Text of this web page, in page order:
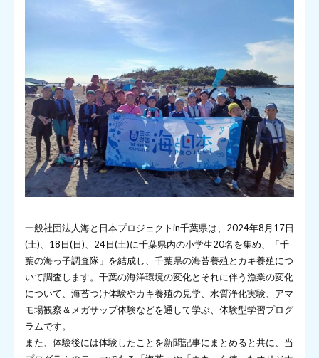
一般社団法人海と日本プロジェクトin千葉県は、2024年8月17日
(土)、18日(日)、24日(土)に千葉県内の小学生20名を集め、「千
葉の海っ子調査隊」を結成し、千葉県の海苔養殖とカキ養殖につ
いて調査します。千葉の海洋環境の変化とそれに伴う漁業の変化
について、海苔つけ体験やカキ養殖の見学、水質浄化実験、アマ
モ場観察＆メガサップ体験などを通して学ぶ、体験型学習プログ
ラムです。
また、体験後には体験したことを新聞記事にまとめると共に、当